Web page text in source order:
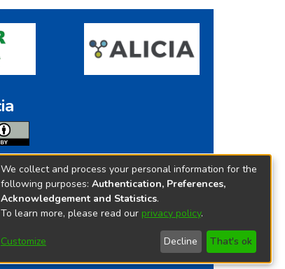
contenidos de repositorio.ins.gob.pe
bajo
License
We collect and process your personal information for the
following purposes: Authentication, Preferences,
Acknowledgement and Statistics.
To learn more, please read our privacy policy.
Customize Decline That's ok